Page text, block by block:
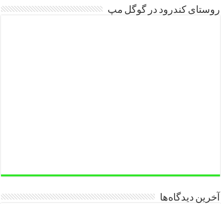
روستای کندرود در گوگل مپ
آخرین دیدگاه‌ها